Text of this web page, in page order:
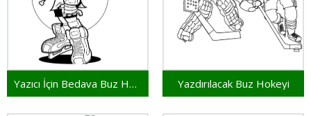
Yazıcı İçin Bedava Buz Hokeyi Yazdırılacak Buz Hokeyi